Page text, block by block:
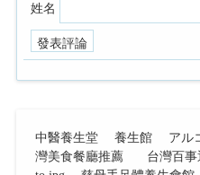
姓名
中醫養生堂 養生館 アル
灣美食餐廳推薦
台灣百事